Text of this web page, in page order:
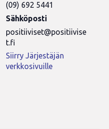
(09) 692 5441
Sähköposti
positiiviset@positiivise
t.fi
Siirry Järjestäjän
verkkosivuille